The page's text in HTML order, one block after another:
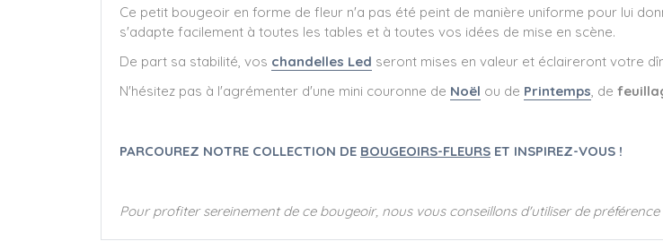
Ce petit bougeoir en forme de fleur n'a pas été peint de manière uniforme pour lui
s'adapte facilement à toutes les tables et à toutes vos idées de mise en scène.
De part sa stabilité, vos chandelles Led seront mises en valeur et éclaireront votre
N'hésitez pas à l'agrémenter d'une mini couronne de Noël ou de Printemps, de
PARCOUREZ NOTRE COLLECTION DE BOUGEOIRS-FLEURS ET INSPIREZ-VOUS !
Pour profiter sereinement de ce bougeoir, nous vous conseillons d'utiliser de préférence